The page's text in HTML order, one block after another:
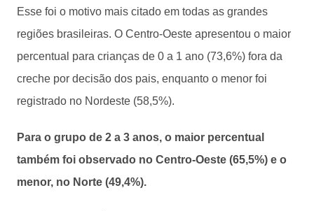
Esse foi o motivo mais citado em todas as grandes
regiões brasileiras. O Centro-Oeste apresentou o maior
percentual para crianças de 0 a 1 ano (73,6%) fora da
creche por decisão dos pais, enquanto o menor foi
registrado no Nordeste (58,5%).
Para o grupo de 2 a 3 anos, o maior percentual
também foi observado no Centro-Oeste (65,5%) e o
menor, no Norte (49,4%).